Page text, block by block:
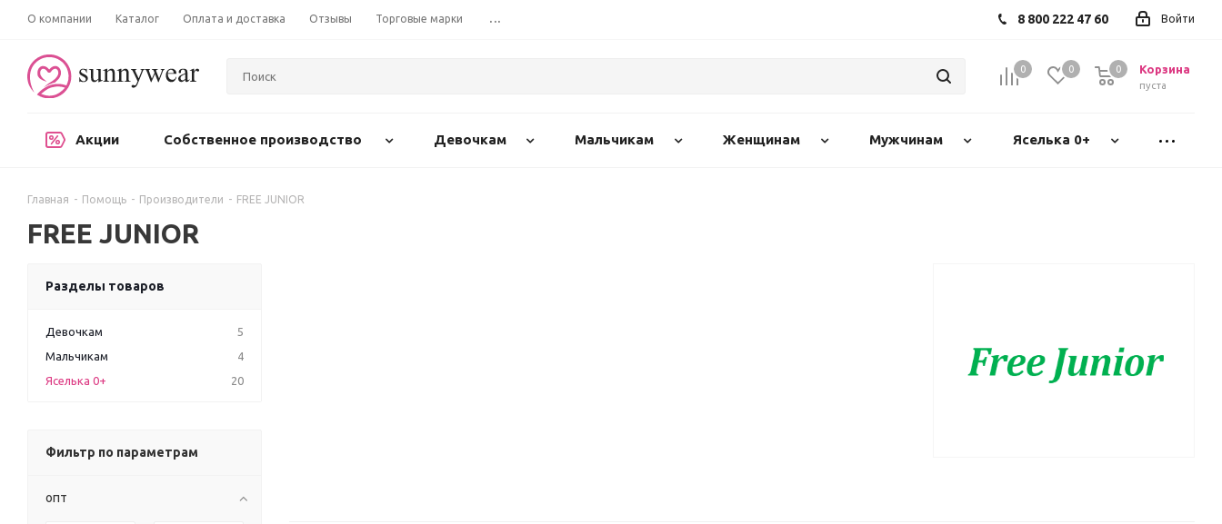
О компании Каталог Оплата и доставка Отзывы Торговые марки ... Войти
8 800 222 47 60
0 0 Корзина
пуста
0
Акции Собственное производство Девочкам Мальчикам Женщинам Мужчинам Яселька 0+
Главная - Помощь - Производители - FREE JUNIOR
FREE JUNIOR
Разделы товаров
Девочкам
5
Мальчикам
4
Яселька 0+
20
Фильтр по параметрам
опт